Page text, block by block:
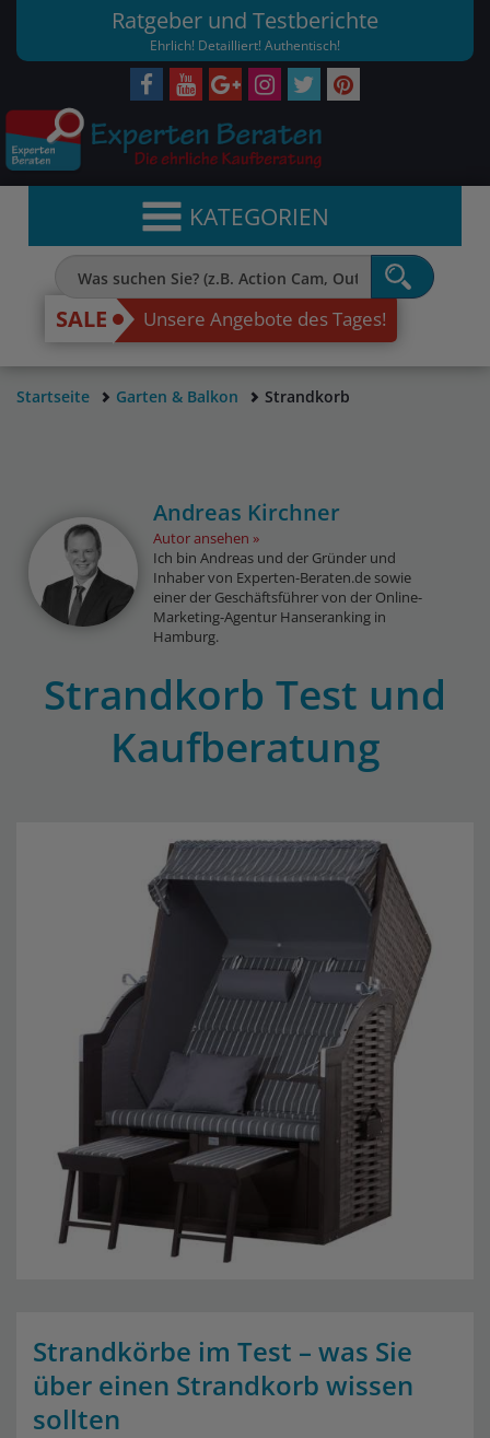
Ratgeber und Testberichte
Ehrlich! Detailliert! Authentisch!
KATEGORIEN
SALE Unsere Angebote des Tages!
Startseite Garten & Balkon Strandkorb
Andreas Kirchner
Autor ansehen
Ich bin Andreas und der Gründer und
Inhaber von Experten-Beraten.de sowie
einer der Geschäftsführer von der Online-
Marketing-Agentur Hanseranking in
Hamburg.
Strandkorb Test und
Kaufberatung
Strandkörbe im Test – was Sie
über einen Strandkorb wissen
sollten